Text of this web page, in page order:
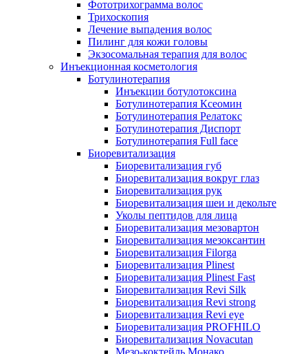
Фототрихограмма волос
Трихоскопия
Лечение выпадения волос
Пилинг для кожи головы
Экзосомальная терапия для волос
Инъекционная косметология
Ботулинотерапия
Инъекции ботулотоксина
Ботулинотерапия Ксеомин
Ботулинотерапия Релатокс
Ботулинотерапия Диспорт
Ботулинотерапия Full face
Биоревитализация
Биоревитализация губ
Биоревитализация вокруг глаз
Биоревитализация рук
Биоревитализация шеи и декольте
Уколы пептидов для лица
Биоревитализация мезовартон
Биоревитализация мезоксантин
Биоревитализация Filorga
Биоревитализация Plinest
Биоревитализация Plinest Fast
Биоревитализация Revi Silk
Биоревитализация Revi strong
Биоревитализация Revi eye
Биоревитализация PROFHILO
Биоревитализация Novacutan
Мезо-коктейль Монако